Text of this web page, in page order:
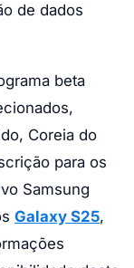
de dados
beta
Coreia do
para os
Samsung
Galaxy S25,